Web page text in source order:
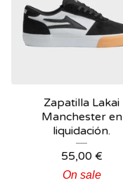
Zapatilla Lakai
Manchester en
liquidación.
55,00 €
On sale